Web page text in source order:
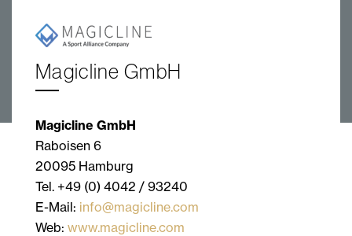
Magicline GmbH
Magicline GmbH
Raboisen 6
20095 Hamburg
Tel. +49 (0) 4042 / 93240
E-Mail: info@magicline.com
Web: www.magicline.com